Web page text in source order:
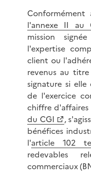
l'annexe II au
mission
l'expertise
client ou
revenus au
signature si
de l'exercice
chiffre
du CGI
,
bénéfices
l'article 102
redevables
commerciaux